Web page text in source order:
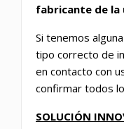
fabricante de la
Si tenemos
tipo correcto de
en contacto con
confirmar todos
SOLUCIÓN